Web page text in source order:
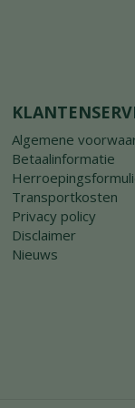
Algemene
Betaalinformatie
Transportkosten
Privacy policy
Disclaimer
Nieuws